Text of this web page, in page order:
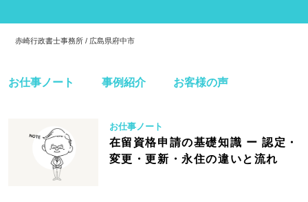
赤崎行政書士事務所 / 広島県府中市
お仕事ノート 事例紹介 お客様の声
お仕事ノート
在留資格申請の基礎知識 ー 認定・
変更・更新・永住の違いと流れ